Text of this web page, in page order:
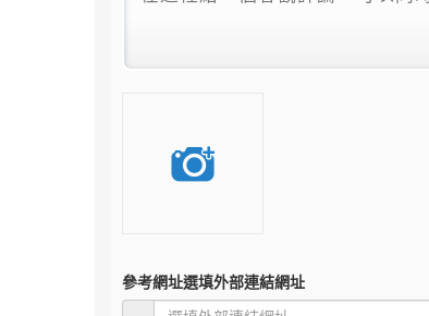
參考網址選填外部連結網址